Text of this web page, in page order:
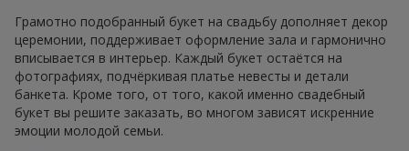
Грамотно подобранный букет на свадьбу дополняет декор
церемонии, поддерживает оформление зала и гармонично
вписывается в интерьер. Каждый букет остаётся на
фотографиях, подчёркивая платье невесты и детали
банкета. Кроме того, от того, какой именно свадебный
букет вы решите заказать, во многом зависят искренние
эмоции молодой семьи.